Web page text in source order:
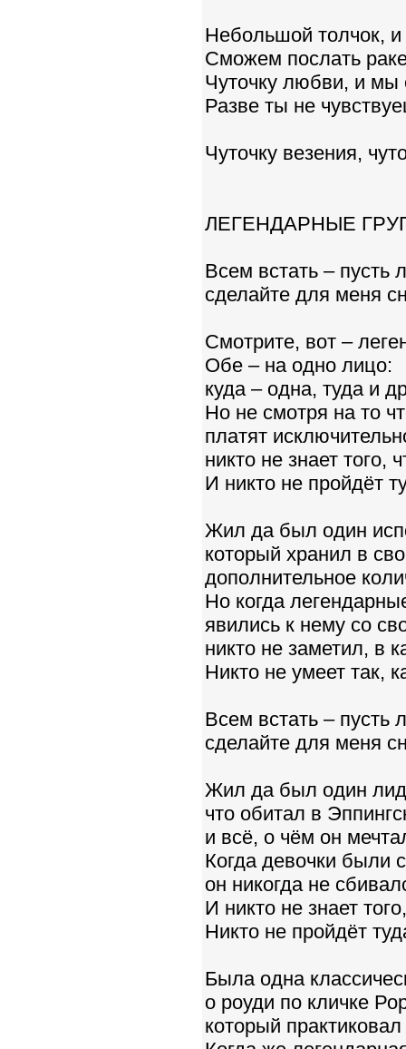
Небольшой толчок,
Сможем послать
Чуточку любви, и
Разве ты не
Чуточку везения,
ЛЕГЕНДАРНЫЕ
Всем встать – пусть
сделайте для меня
Смотрите, вот –
Обе – на одно лицо:
куда – одна, туда и
Но не смотря на то
платят
никто не знает того,
И никто не пройдёт
Жил да был один
который хранил в
дополнительное
Но когда
явились к нему со
никто не заметил, в
Никто не умеет так,
Всем встать – пусть
сделайте для меня
Жил да был один
что обитал в
и всё, о чём он
Когда девочки были
он никогда не
И никто не знает
Никто не пройдёт
Была одна
о роуди по кличке
который